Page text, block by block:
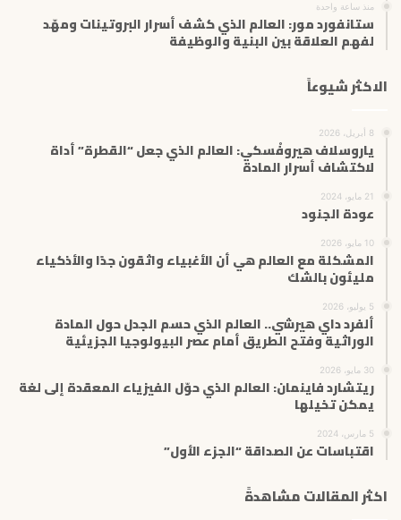
منذ ساعة واحدة
ستانفورد مور: العالم الذي كشف أسرار البروتينات ومهّد
لفهم العلاقة بين البنية والوظيفة
الاكثر شيوعاً
8 أبريل، 2026
ياروسلاف هيروفْسكي: العالم الذي جعل “القطرة” أداة
لاكتشاف أسرار المادة
21 مايو، 2024
عودة الجنود
10 مايو، 2026
المشكلة مع العالم هي أن الأغبياء واثقون جدًا والأذكياء
مليئون بالشك
5 يوليو، 2026
ألفرد داي هيرشي.. العالم الذي حسم الجدل حول المادة
الوراثية وفتح الطريق أمام عصر البيولوجيا الجزيئية
30 مايو، 2026
ريتشارد فاينمان: العالم الذي حوّل الفيزياء المعقدة إلى لغة
يمكن تخيلها
5 مارس، 2024
اقتباسات عن الصداقة “الجزء الأول”
اكثر المقالات مشاهدةً